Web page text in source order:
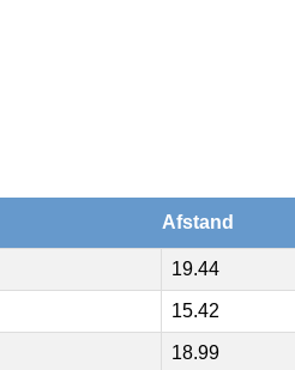
Afstand
19.44
15.42
18.99